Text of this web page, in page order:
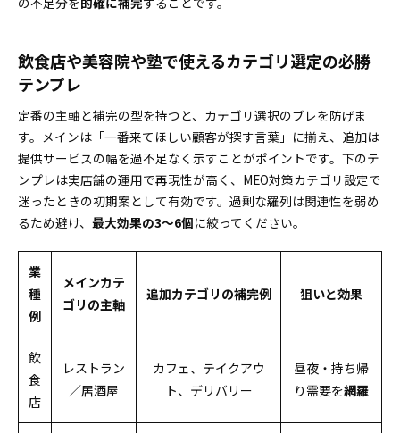
飲食店や美容院や塾で使えるカテゴリ選定の必勝
テンプレ
定番の主軸と補完の型を持つと、カテゴリ選択のブレを防げま
す。メインは「一番来てほしい顧客が探す言葉」に揃え、追加は
提供サービスの幅を過不足なく示すことがポイントです。下のテ
ンプレは実店舗の運用で再現性が高く、MEO対策カテゴリ設定で
迷ったときの初期案として有効です。過剰な羅列は関連性を弱め
るため避け、 最大効果の3〜6個に絞ってください。
業
種
例
メインカテ
ゴリの主軸
追加カテゴリの補完例 狙いと効果
飲
食
店
レストラン
／居酒屋
カフェ、テイクアウ
ト、デリバリー
昼夜・持ち帰
り需要を網羅